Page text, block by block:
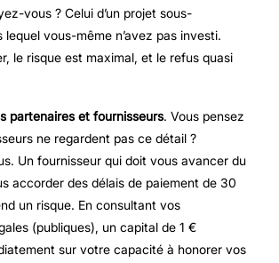
vous ? Celui d’un projet sous-
lequel vous-même n’avez pas investi.
le risque est maximal, et le refus quasi
partenaires et fournisseurs. Vous pensez
ne regardent pas ce détail ?
Un fournisseur qui doit vous avancer du
accorder des délais de paiement de 30
un risque. En consultant vos
(publiques), un capital de 1 €
sur votre capacité à honorer vos